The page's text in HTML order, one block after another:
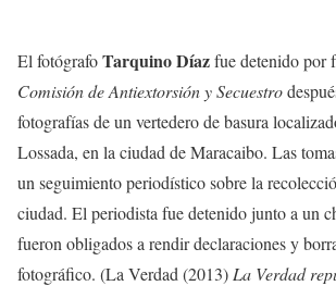
El fotógrafoTarquino Díazfue detenido por
Comisión de Antiextorsión y Secuestro
fotografías de un vertedero de basura
Lossada, en la ciudad de Maracaibo. Las
un seguimiento periodístico sobre la
ciudad. El periodista fue detenido junto a un
fueron obligados a rendir declaraciones y
fotográfico. (La Verdad (2013) La Verdad